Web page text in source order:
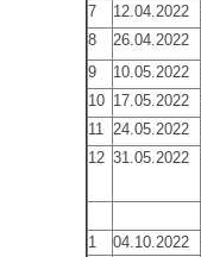
7 12.04.2022
8
26.04.2022
9 10.05.2022
10 17.05.2022
11 24.05.2022
12 31.05.2022
1 04.10.2022